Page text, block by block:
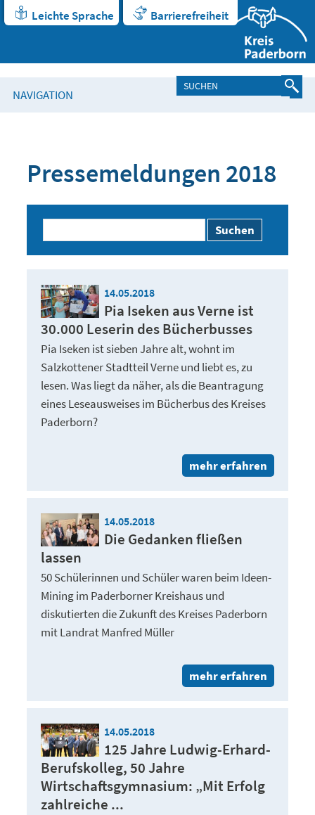
Leichte Sprache Barrierefreiheit
NAVIGATION
Pressemeldungen 2018
Suchen
14.05.2018
Pia Iseken aus Verne ist
30.000 Leserin des Bücherbusses
Pia Iseken ist sieben Jahre alt, wohnt im
Salzkottener Stadtteil Verne und liebt es, zu
lesen. Was liegt da näher, als die Beantragung
eines Leseausweises im Bücherbus des Kreises
Paderborn?
mehr erfahren
14.05.2018
Die Gedanken fließen
lassen
50 Schülerinnen und Schüler waren beim Ideen-
Mining im Paderborner Kreishaus und
diskutierten die Zukunft des Kreises Paderborn
mit Landrat Manfred Müller
mehr erfahren
14.05.2018
125 Jahre Ludwig-Erhard-
Berufskolleg, 50 Jahre
Wirtschaftsgymnasium: „Mit Erfolg
zahlreiche ...